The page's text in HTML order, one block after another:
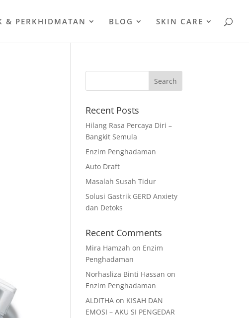
& PERKHIDMATAN BLOG SKIN CARE
Recent Posts
Hilang Rasa Percaya Diri –
Bangkit Semula
Enzim Penghadaman
Auto Draft
Masalah Susah Tidur
Solusi Gastrik GERD Anxiety
dan Detoks
Recent Comments
Mira Hamzah on Enzim
Penghadaman
Norhasliza Binti Hassan on
Enzim Penghadaman
ALDITHA on KISAH DAN
EMOSI – AKU SI PENGEDAR